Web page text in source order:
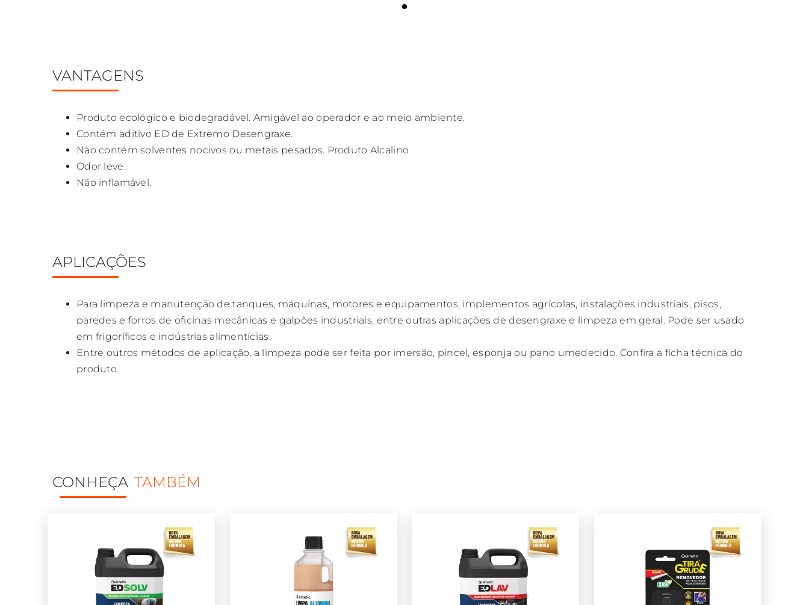
VANTAGENS
Produto ecológico e biodegradável. Amigável ao operador e ao meio ambiente.
Contém aditivo ED de Extremo Desengraxe.
Não contém solventes nocivos ou metais pesados. Produto Alcalino
Odor leve.
Não inflamável.
APLICAÇÕES
Para limpeza e manutenção de tanques, máquinas, motores e equipamentos, implementos agrícolas, instalações industriais, pisos,
paredes e forros de oficinas mecânicas e galpões industriais, entre outras aplicações de desengraxe e limpeza em geral. Pode ser usado
em frigoríficos e indústrias alimentícias.
Entre outros métodos de aplicação, a limpeza pode ser feita por imersão, pincel, esponja ou pano umedecido. Confira a ficha técnica do
produto.
CONHEÇA TAMBÉM